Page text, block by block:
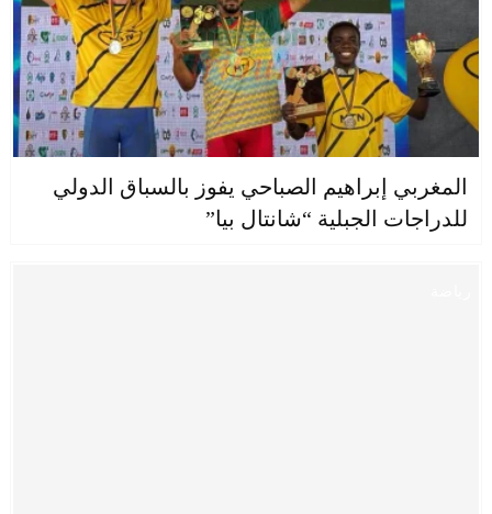
المغربي إبراهيم الصباحي يفوز بالسباق الدولي
للدراجات الجبلية “شانتال بيا”